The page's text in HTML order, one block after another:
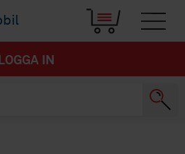
LOGGA IN